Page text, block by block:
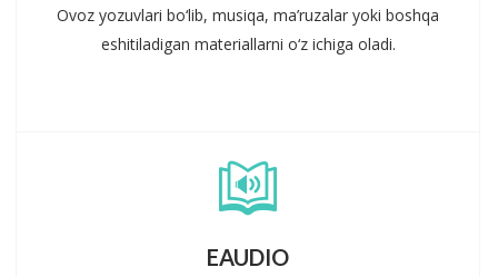
Ovoz yozuvlari bo‘lib, musiqa, ma’ruzalar yoki boshqa
eshitiladigan materiallarni o‘z ichiga oladi.
EAUDIO